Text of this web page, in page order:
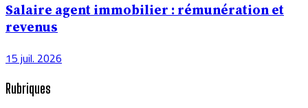
Salaire agent immobilier : rémunération et
revenus
15 juil. 2026
Rubriques